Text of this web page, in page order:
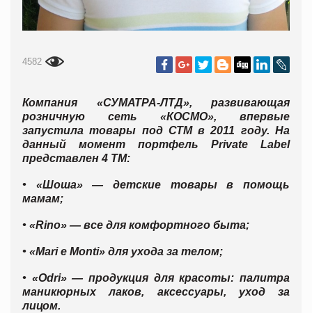
4582
Компания «СУМАТРА-ЛТД», развивающая
розничную сеть «КОСМО», впервые
запустила товары под СТМ в 2011 году. На
данный момент портфель Private Label
представлен 4 ТМ:
• «Шоша» — детские товары в помощь
мамам;
• «Rino» — все для комфортного быта;
• «Mari e Monti» для ухода за телом;
• «Odri» — продукция для красоты: палитра
маникюрных лаков, аксессуары, уход за
лицом.